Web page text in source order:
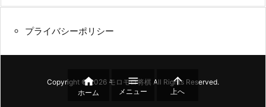
プライバシーポリシー
Copyright ©2026 モロモロ将棋 All Rights Reserved.

ホーム

メニュー

上へ